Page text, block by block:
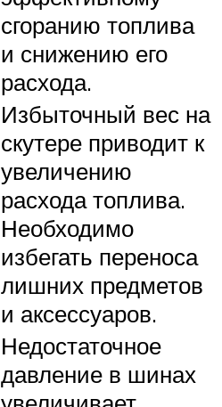
сгоранию топлива
и снижению его
расхода.
Избыточный вес на
скутере приводит к
увеличению
расхода топлива.
Необходимо
избегать переноса
лишних предметов
и аксессуаров.
Недостаточное
давление в шинах